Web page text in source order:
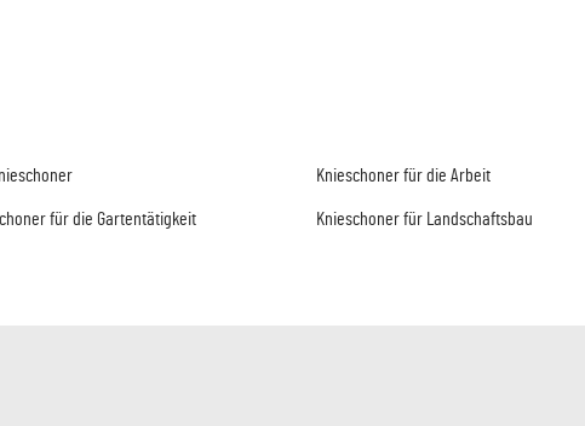
Knieschoner für die Arbeit
für die Gartentätigkeit Knieschoner für Landschaftsbau